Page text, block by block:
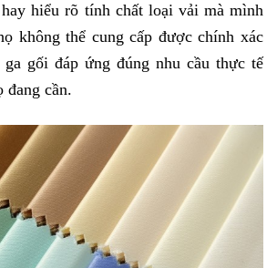
hiểu rõ tính chất loại vải mà mình
không thể cung cấp được chính xác
gối đáp ứng đúng nhu cầu thực tế
đang cần.